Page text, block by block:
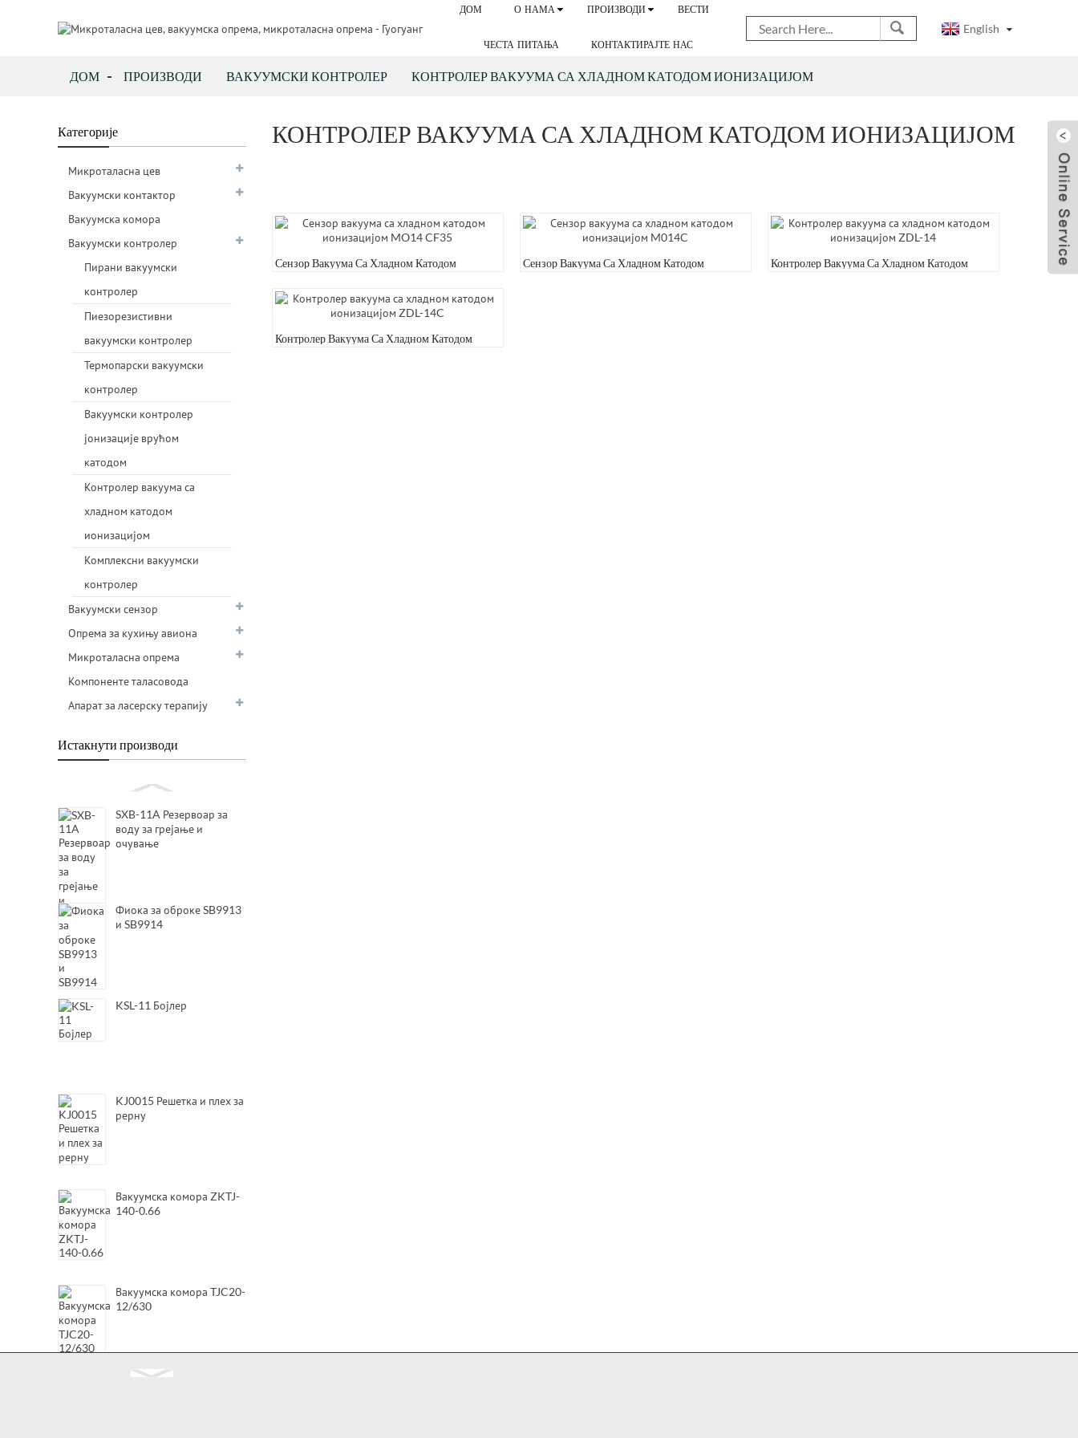
ДОМ О НАМА ПРОИЗВОДИ ВЕСТИ
ЧЕСТА ПИТАЊА КОНТАКТИРАЈТЕ НАС
English
ДОМ ПРОИЗВОДИ ВАКУУМСКИ КОНТРОЛЕР КОНТРОЛЕР ВАКУУМА СА ХЛАДНОМ КАТОДОМ ИОНИЗАЦИЈОМ
Категорије
Микроталасна цев
Вакуумски контактор
Вакуумска комора
Вакуумски контролер
Пирани вакуумски
контролер
Пиезорезистивни
вакуумски контролер
Термопарски вакуумски
контролер
Вакуумски контролер
јонизације врућом
катодом
Контролер вакуума са
хладном катодом
ионизацијом
Комплексни вакуумски
контролер
Вакуумски сензор
Опрема за кухињу авиона
Микроталасна опрема
Компоненте таласовода
Апарат за ласерску терапију
Истакнути производи
SXB-11A Резервоар за
воду за грејање и
очување
Фиока за оброке SB9913
и SB9914
KSL-11 Бојлер
KJ0015 Решетка и плех за
рерну
Вакуумска комора ZKTJ-
140-0.66
Вакуумска комора TJC20-
12/630
КОНТРОЛЕР ВАКУУМА СА ХЛАДНОМ КАТОДОМ ИОНИЗАЦИЈОМ
Сензор Вакуума Са Хладном Катодом
Сензор Вакуума Са Хладном Катодом
Контролер Вакуума Са Хладном Катодом
Контролер Вакуума Са Хладном Катодом